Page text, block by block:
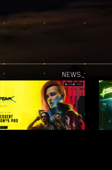
NEWS_